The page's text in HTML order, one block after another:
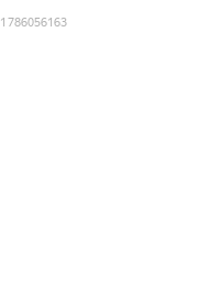
1786056163